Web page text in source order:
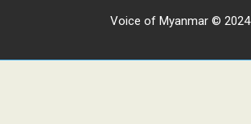
Voice of Myanmar © 2024